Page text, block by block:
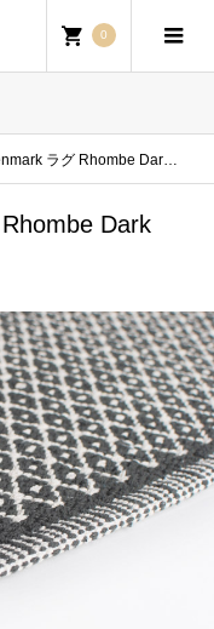
0
グ Rhombe Dark Gray 70 x 130
Dark